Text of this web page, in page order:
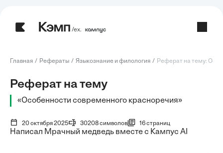
/ех.
Главная Рефераты Языкознание и филология Реферат на тему:
Реферат на тему
«Особенности современного красноречия»
20 октября 2025 30208 символов 16 страниц
Написал Мрачный медведь вместе с Кампус AI